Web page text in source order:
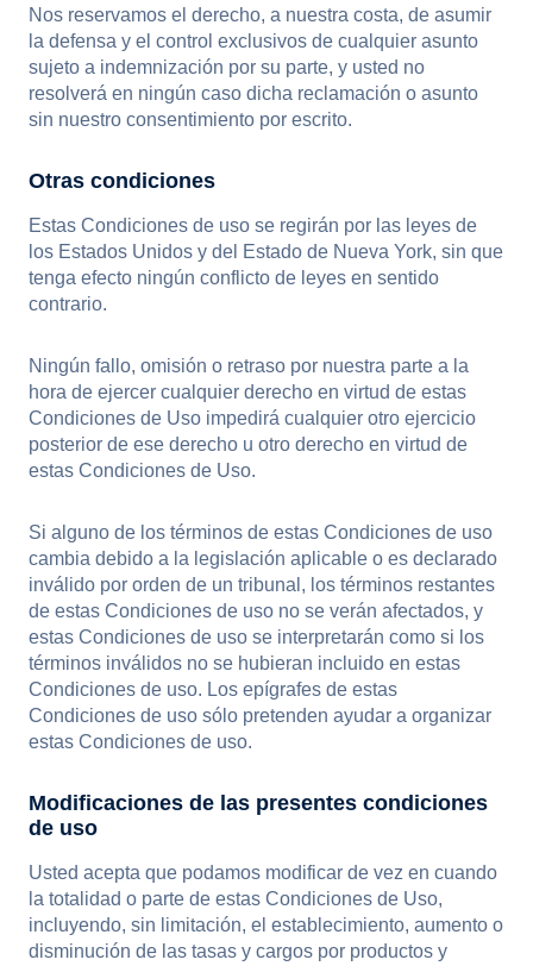
Nos reservamos el derecho, a nuestra costa, de asumir
la defensa y el control exclusivos de cualquier asunto
sujeto a indemnización por su parte, y usted no
resolverá en ningún caso dicha reclamación o asunto
sin nuestro consentimiento por escrito.
Otras condiciones
Estas Condiciones de uso se regirán por las leyes de
los Estados Unidos y del Estado de Nueva York, sin que
tenga efecto ningún conflicto de leyes en sentido
contrario.
Ningún fallo, omisión o retraso por nuestra parte a la
hora de ejercer cualquier derecho en virtud de estas
Condiciones de Uso impedirá cualquier otro ejercicio
posterior de ese derecho u otro derecho en virtud de
estas Condiciones de Uso.
Si alguno de los términos de estas Condiciones de uso
cambia debido a la legislación aplicable o es declarado
inválido por orden de un tribunal, los términos restantes
de estas Condiciones de uso no se verán afectados, y
estas Condiciones de uso se interpretarán como si los
términos inválidos no se hubieran incluido en estas
Condiciones de uso. Los epígrafes de estas
Condiciones de uso sólo pretenden ayudar a organizar
estas Condiciones de uso.
Modificaciones de las presentes condiciones
de uso
Usted acepta que podamos modificar de vez en cuando
la totalidad o parte de estas Condiciones de Uso,
incluyendo, sin limitación, el establecimiento, aumento o
disminución de las tasas y cargos por productos y